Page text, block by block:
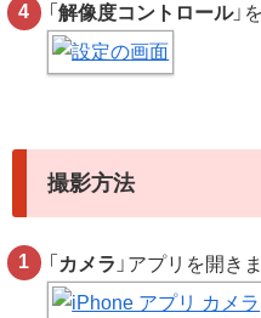
「解像度コントロール」を
撮影方法
「 カメラ 」アプリを開き